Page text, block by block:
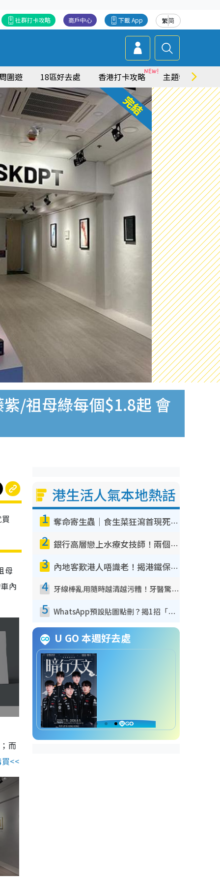
繁简
下載 App
商戶中心
社群打卡攻略
圍遊 18區好去處 香港打卡攻略 主題特集
/祖母綠每個$1.8起 會
母
內
而
<<
港生活人氣本地熱話
1 奪命寄生蟲｜食生菜狂瀉首現死者！疫潮惡化錄1.8萬宗病例 揭洗菜3大謬誤
2 銀行高層戀上水療女技師！兩個月借128萬驚覺「沉船」沉落火海 揭背後疑似邪教操控賣淫
3 內地客歎港人唔識老！揭港鐵保鮮級冷氣 港人求放過：咪投訴
4 牙線棒亂用隨時越清越污糟！牙醫驚揭盲目過戶細菌恐致蛀牙：呢種先係日常真保養
5 WhatsApp預設貼圖點刪？揭1招「反向操作」還原簡潔介面 附3步實測教學
U GO 本週好去處